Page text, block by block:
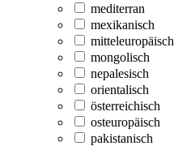
mediterran
mexikanisch
mitteleuropäisch
mongolisch
nepalesisch
orientalisch
österreichisch
osteuropäisch
pakistanisch